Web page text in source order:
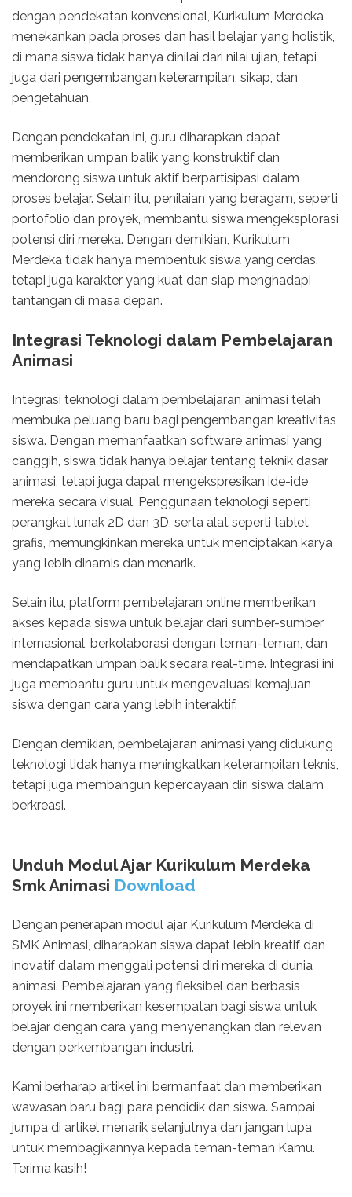
dengan pendekatan konvensional, Kurikulum Merdeka
menekankan pada proses dan hasil belajar yang holistik,
di mana siswa tidak hanya dinilai dari nilai ujian, tetapi
juga dari pengembangan keterampilan, sikap, dan
pengetahuan.
Dengan pendekatan ini, guru diharapkan dapat
memberikan umpan balik yang konstruktif dan
mendorong siswa untuk aktif berpartisipasi dalam
proses belajar. Selain itu, penilaian yang beragam, seperti
portofolio dan proyek, membantu siswa mengeksplorasi
potensi diri mereka. Dengan demikian, Kurikulum
Merdeka tidak hanya membentuk siswa yang cerdas,
tetapi juga karakter yang kuat dan siap menghadapi
tantangan di masa depan.
Integrasi Teknologi dalam Pembelajaran
Animasi
Integrasi teknologi dalam pembelajaran animasi telah
membuka peluang baru bagi pengembangan kreativitas
siswa. Dengan memanfaatkan software animasi yang
canggih, siswa tidak hanya belajar tentang teknik dasar
animasi, tetapi juga dapat mengekspresikan ide-ide
mereka secara visual. Penggunaan teknologi seperti
perangkat lunak 2D dan 3D, serta alat seperti tablet
grafis, memungkinkan mereka untuk menciptakan karya
yang lebih dinamis dan menarik.
Selain itu, platform pembelajaran online memberikan
akses kepada siswa untuk belajar dari sumber-sumber
internasional, berkolaborasi dengan teman-teman, dan
mendapatkan umpan balik secara real-time. Integrasi ini
juga membantu guru untuk mengevaluasi kemajuan
siswa dengan cara yang lebih interaktif.
Dengan demikian, pembelajaran animasi yang didukung
teknologi tidak hanya meningkatkan keterampilan teknis,
tetapi juga membangun kepercayaan diri siswa dalam
berkreasi.
Unduh Modul Ajar Kurikulum Merdeka
Smk Animasi Download
Dengan penerapan modul ajar Kurikulum Merdeka di
SMK Animasi, diharapkan siswa dapat lebih kreatif dan
inovatif dalam menggali potensi diri mereka di dunia
animasi. Pembelajaran yang fleksibel dan berbasis
proyek ini memberikan kesempatan bagi siswa untuk
belajar dengan cara yang menyenangkan dan relevan
dengan perkembangan industri.
Kami berharap artikel ini bermanfaat dan memberikan
wawasan baru bagi para pendidik dan siswa. Sampai
jumpa di artikel menarik selanjutnya dan jangan lupa
untuk membagikannya kepada teman-teman Kamu.
Terima kasih!